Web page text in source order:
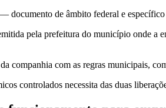
documento de âmbito federal e
pela prefeitura do município onde a
companhia com as regras municipais,
controlados necessita das duas